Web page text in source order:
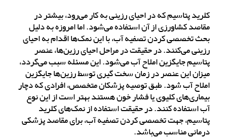
کلرید پتاسیم که در احیای رزینی به کار می‌رود، بیشتر در
مقاصد کشاورزی از آن استفاده می‌شود. اما امروزه به دلیل
بحث تخصصی کردن تصفیه آب، با این نمک‌ها اقدام به احیای
رزینی می‌کنند. در حقیقت در مراحل احیای رزین‌ها، عنصر
پتاسیم جایگزین املاح آب می‌شود. این مسئله سبب می‌گردد،
میزان این عنصر در زمان سخت گیری توسط رزین‌ها جایگزین
املاح آب شود. طبق توصیه پزشکان متخصص، افرادی که دچار
بیماری‌های کلیوی یا فشار خون هستند بهتر است از این نوع
آب استفاده کنند. در حقیقت استفاده از نمک‌های کلرید
پتاسیم، جهت تخصصی کردن تصفیه آب، برای مقاصد پزشکی
درمانی مناسب می‌باشد.